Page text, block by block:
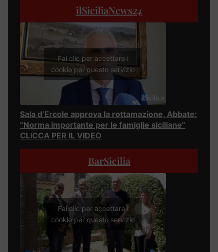
ilSiciliaNews24
Fai clic per accettare i
cookie per questo servizio
Sala d’Ercole approva la rottamazione, Abbate:
“Norma importante per le famiglie siciliane”
CLICCA PER IL VIDEO
BarSicilia
Fai clic per accettare i
cookie per questo servizio